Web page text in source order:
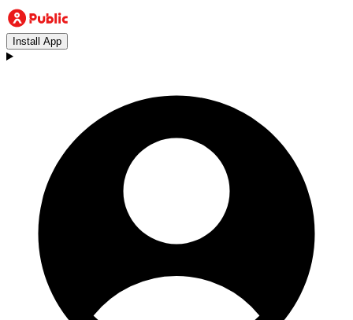
Install App